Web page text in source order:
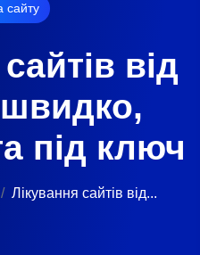
сайту
від
швидко,
під ключ
Лікування сайтів від...